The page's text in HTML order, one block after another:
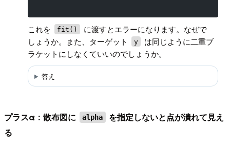
これを fit()
に渡すとエラーになります。なぜで
しょうか。また、ターゲット
y
は同じように二重ブ
ラケットにしなくていいのでしょうか。
答え
プラスα：散布図に alpha
を指定しないと点が潰れて見え
る